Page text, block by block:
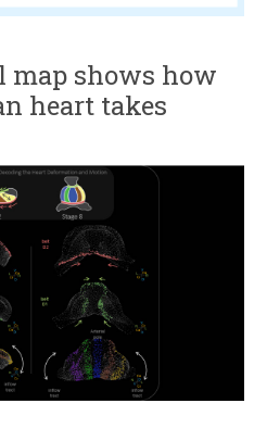
map shows how
heart takes